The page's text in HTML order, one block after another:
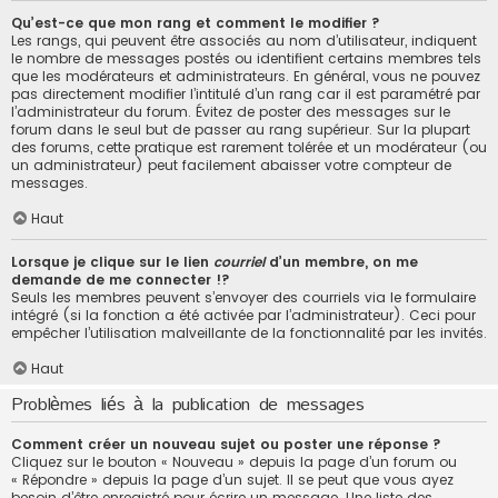
Qu’est-ce que mon rang et comment le modifier ?
Les rangs, qui peuvent être associés au nom d’utilisateur, indiquent
le nombre de messages postés ou identifient certains membres tels
que les modérateurs et administrateurs. En général, vous ne pouvez
pas directement modifier l’intitulé d’un rang car il est paramétré par
l’administrateur du forum. Évitez de poster des messages sur le
forum dans le seul but de passer au rang supérieur. Sur la plupart
des forums, cette pratique est rarement tolérée et un modérateur (ou
un administrateur) peut facilement abaisser votre compteur de
messages.
Haut
Lorsque je clique sur le lien courrield’un membre, on me
demande de me connecter !?
Seuls les membres peuvent s’envoyer des courriels via le formulaire
intégré (si la fonction a été activée par l’administrateur). Ceci pour
empêcher l’utilisation malveillante de la fonctionnalité par les invités.
Haut
Problèmes liés à la publication de messages
Comment créer un nouveau sujet ou poster une réponse ?
Cliquez sur le bouton « Nouveau » depuis la page d’un forum ou
« Répondre » depuis la page d’un sujet. Il se peut que vous ayez